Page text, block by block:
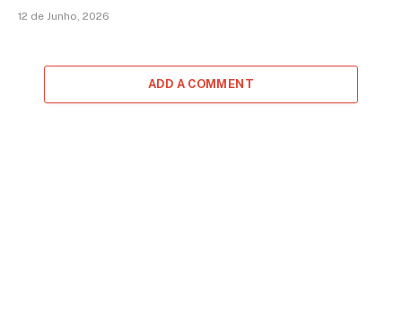
12 de Junho, 2026
ADD A COMMENT